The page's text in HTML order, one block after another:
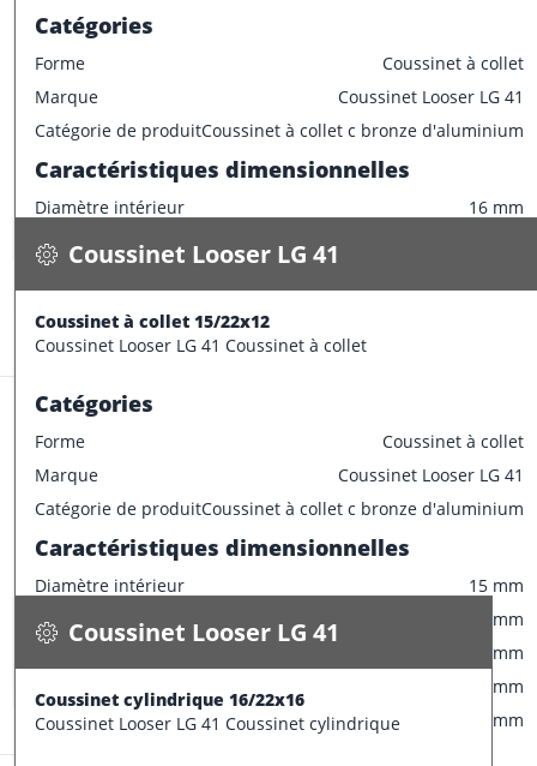
Champ de tolérance diamètre interieur
Champ de tolérance longueur
h13
Champ de tolérance largeur de la bride
0/-0.2
Tolérances de montage préconisées
Tolérance de l'arbre
Tolérance du logement
H7
Catégories
Forme
Coussinet à collet
Marque
Coussinet Looser LG 41
Catégorie de produitCoussinet à collet c bronze d'aluminium
Caractéristiques dimensionnelles
Diamètre intérieur
16 mm
Diamètre extérieur
Epaisseur
Champ de tolérance diamètre extérieur
Champ de tolérance diamètre interieur
F7
Champ de tolérance longueur
h13
Champ de tolérance diamètre de la bride
d11
Champ de tolérance largeur de la bride
Tolérances de montage préconisées
Tolérance de l'arbre
e7
Tolérance du logement
H7
Coussinet Looser LG 41
0.028 kg / pce
Spécifications
Coussinet Looser LG 41
Coussinet à collet 15/22x12
Coussinet Looser LG 41 Coussinet à collet
Catégories
Forme
Coussinet à collet
Marque
Coussinet Looser LG 41
Catégorie de produitCoussinet à collet c bronze d'aluminium
Caractéristiques dimensionnelles
Diamètre intérieur
15 mm
Diamètre extérieur
22 mm
12 mm
28 mm
Epaisseur
3.5 mm
CONFECTIONNER
Stock:44 pce
Coussinet Looser LG 41
0.023 kg / pce
Spécifications
Coussinet Looser LG 41
Coussinet cylindrique 16/22x16
Coussinet Looser LG 41 Coussinet cylindrique
CONFECTIONNER
Stock:39 pce